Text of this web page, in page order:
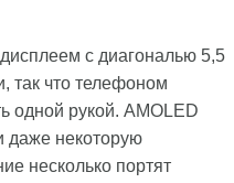
с диагональю 5,5
так что телефоном
одной рукой. AMOLED
даже некоторую
несколько портят